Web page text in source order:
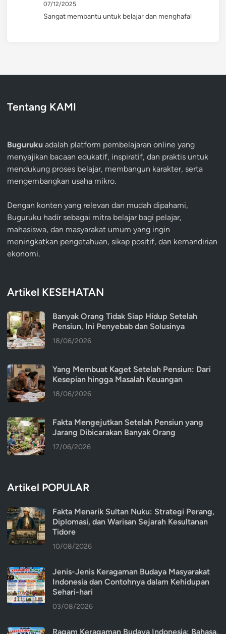
07/12/2025
Sangat membantu untuk belajar dan menghafal
Tentang KAMI
Buguruku adalah platform pembelajaran online yang
menyajikan bacaan edukatif, inspiratif, dan praktis untuk
mendukung proses belajar, membangun karakter, serta
mengembangkan usaha mikro.
Dengan konten yang relevan dan mudah dipahami,
Buguruku hadir sebagai mitra belajar bagi pelajar,
mahasiswa, dan masyarakat umum yang ingin
meningkatkan pengetahuan, sikap positif, dan kemandirian
ekonomi.
Artikel KESEHATAN
Banyak Orang Tidak Siap Hidup Setelah
Pensiun, Ini Penyebab dan Solusinya
18/06/2026
Yang Membuat Kaget Setelah Pensiun: Dari
Kesepian hingga Masalah Keuangan
18/06/2026
Fakta Mengejutkan Setelah Pensiun yang
Jarang Dibicarakan Banyak Orang
17/06/2026
Artikel POPULAR
Fakta Menarik Sultan Nuku: Strategi Perang,
Diplomasi, dan Warisan Sejarah Kesultanan
Tidore
10/08/2026
Jenis-Jenis Keragaman Budaya Masyarakat
Indonesia dan Contohnya dalam Kehidupan
Sehari-hari
03/08/2026
Ragam Keragaman Budaya Indonesia: Bahasa,